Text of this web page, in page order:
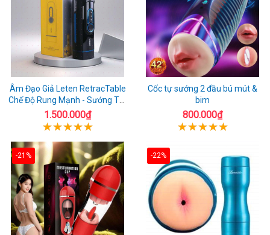
Âm Đạo Giả Leten RetracTable
Chế Độ Rung Mạnh - Sướng Tột
Đỉnh!
1.500.000₫
Cốc tự sướng 2 đầu bú mút &
bim
800.000₫
-21% -22%